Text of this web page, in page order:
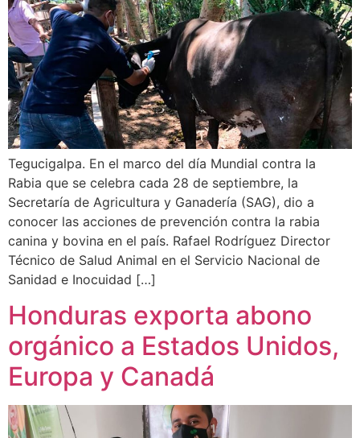
Tegucigalpa. En el marco del día Mundial contra la
Rabia que se celebra cada 28 de septiembre, la
Secretaría de Agricultura y Ganadería (SAG), dio a
conocer las acciones de prevención contra la rabia
canina y bovina en el país. Rafael Rodríguez Director
Técnico de Salud Animal en el Servicio Nacional de
Sanidad e Inocuidad […]
Honduras exporta abono
orgánico a Estados Unidos,
Europa y Canadá